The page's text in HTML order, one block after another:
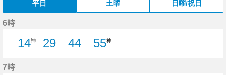
平日 土曜 日曜/祝日
6時
14神
29
44
55神
7時